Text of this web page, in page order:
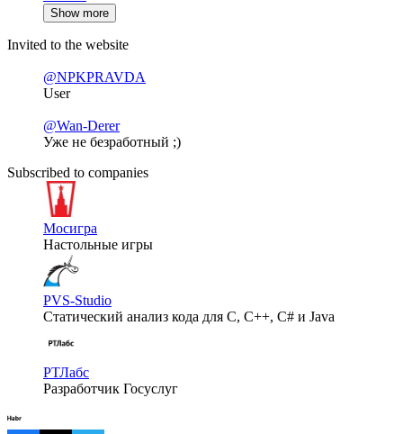
Show more
Invited to the website
@NPKPRAVDA
User
@Wan-Derer
Уже не безработный ;)
Subscribed to companies
Мосигра
Настольные игры
PVS-Studio
Статический анализ кода для C, C++, C# и Java
РТЛабс
Разработчик Госуслуг